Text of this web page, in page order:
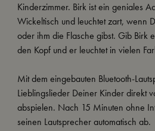
Kinderzimmer. Birk ist ein geniales
Wickeltisch und leuchtet zart, wenn
oder ihm die Flasche gibst. Gib Birk
den Kopf und er leuchtet in vielen
Mit dem eingebauten Bluetooth-
Lieblingslieder Deiner Kinder direkt
abspielen. Nach 15 Minuten ohne
seinen Lautsprecher automatisch ab.